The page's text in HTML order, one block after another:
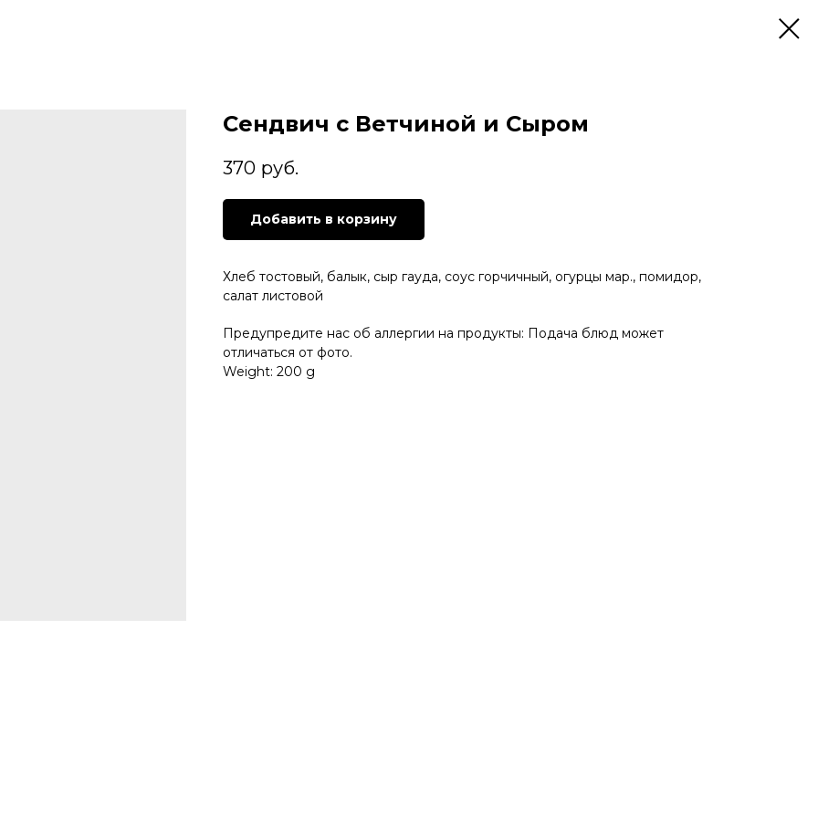
Сендвич с Ветчиной и Сыром
370 руб.
Добавить в корзину
Хлеб тостовый, балык, сыр гауда, соус горчичный, огурцы мар., помидор,
салат листовой
Предупредите нас об аллергии на продукты: Подача блюд может
отличаться от фото.
Weight: 200 g